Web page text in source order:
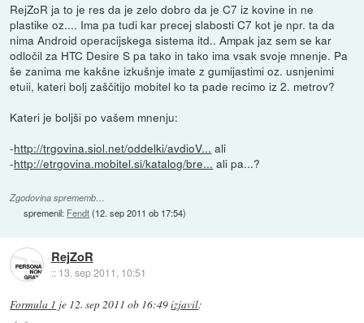
RejZoR ja to je res da je zelo dobro da je C7 iz kovine in ne
plastike oz.... Ima pa tudi kar precej slabosti C7 kot je npr. ta da
nima Android operacijskega sistema itd.. Ampak jaz sem se kar
odločil za HTC Desire S pa tako in tako ima vsak svoje mnenje. Pa
še zanima me kakšne izkušnje imate z gumijastimi oz. usnjenimi
etuii, kateri bolj zaščitijo mobitel ko ta pade recimo iz 2. metrov?
Kateri je boljši po vašem mnenju:
-http://trgovina.siol.net/oddelki/avdioV... ali
-http://etrgovina.mobitel.si/katalog/bre... ali pa...?
Zgodovina sprememb…
spremenil: Fendt(12. sep 2011 ob 17:54)
RejZoR
:: 13. sep 2011, 10:51
Formula 1 je 12. sep 2011 ob 16:49izjavil: